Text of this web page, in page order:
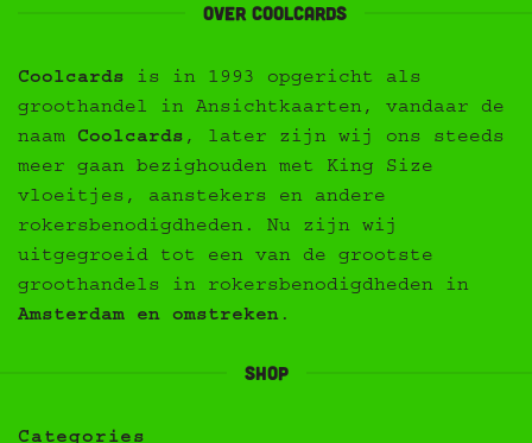
Over Coolcards
Coolcards is in 1993 opgericht als
groothandel in Ansichtkaarten, vandaar de
naam Coolcards , later zijn wij ons steeds
meer gaan bezighouden met King Size
vloeitjes, aanstekers en andere
rokersbenodigdheden. Nu zijn wij
uitgegroeid tot een van de grootste
groothandels in rokersbenodigdheden in
Amsterdam en omstreken .
Shop